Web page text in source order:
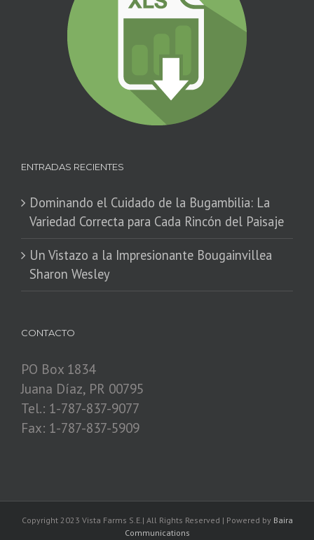
ENTRADAS RECIENTES
Dominando el Cuidado de la Bugambilia: La
Variedad Correcta para Cada Rincón del Paisaje
​Un Vistazo a la Impresionante Bougainvillea
Sharon Wesley
CONTACTO
PO Box 1834
Juana Díaz, PR 00795
Tel.: 1-787-837-9077
Fax: 1-787-837-5909
Copyright 2023 Vista Farms S.E.| All Rights Reserved | Powered by Baira
Communications